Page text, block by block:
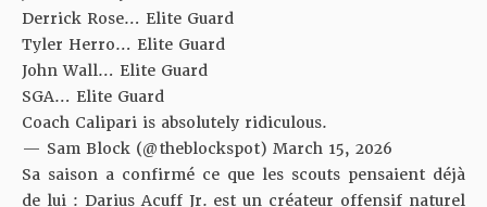
Derrick Rose… Elite Guard
Tyler Herro… Elite Guard
John Wall… Elite Guard
SGA… Elite Guard
Coach Calipari is absolutely ridiculous.
— Sam Block (@theblockspot) March 15, 2026
Sa saison a confirmé ce que les scouts pensaient déjà
de lui : Darius Acuff Jr. est un créateur offensif naturel